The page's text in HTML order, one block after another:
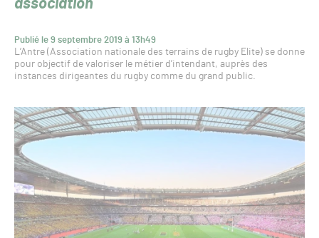
association
Publié le 9 septembre 2019 à 13h49
L’Antre (Association nationale des terrains de rugby Elite) se donne
pour objectif de valoriser le métier d’intendant, auprès des
instances dirigeantes du rugby comme du grand public.